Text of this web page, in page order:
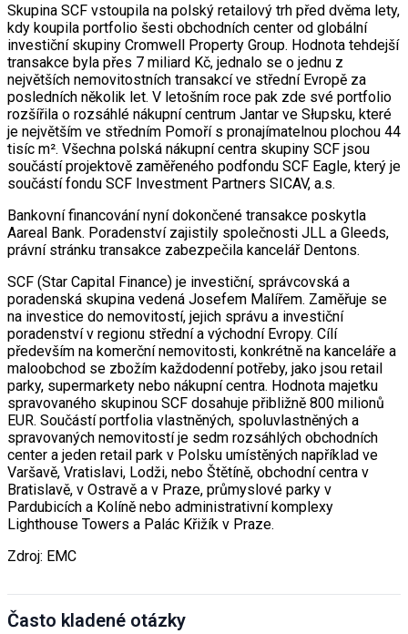
Skupina SCF vstoupila na polský retailový trh před dvěma lety,
kdy koupila portfolio šesti obchodních center od globální
investiční skupiny Cromwell Property Group. Hodnota tehdejší
transakce byla přes 7 miliard Kč, jednalo se o jednu z
největších nemovitostních transakcí ve střední Evropě za
posledních několik let. V letošním roce pak zde své portfolio
rozšířila o rozsáhlé nákupní centrum Jantar ve Słupsku, které
je největším ve středním Pomoří s pronajímatelnou plochou 44
tisíc m². Všechna polská nákupní centra skupiny SCF jsou
součástí projektově zaměřeného podfondu SCF Eagle, který je
součástí fondu SCF Investment Partners SICAV, a.s.
Bankovní financování nyní dokončené transakce poskytla
Aareal Bank. Poradenství zajistily společnosti JLL a Gleeds,
právní stránku transakce zabezpečila kancelář Dentons.
SCF (Star Capital Finance) je investiční, správcovská a
poradenská skupina vedená Josefem Malířem. Zaměřuje se
na investice do nemovitostí, jejich správu a investiční
poradenství v regionu střední a východní Evropy. Cílí
především na komerční nemovitosti, konkrétně na kanceláře a
maloobchod se zbožím každodenní potřeby, jako jsou retail
parky, supermarkety nebo nákupní centra. Hodnota majetku
spravovaného skupinou SCF dosahuje přibližně 800 milionů
EUR. Součástí portfolia vlastněných, spoluvlastněných a
spravovaných nemovitostí je sedm rozsáhlých obchodních
center a jeden retail park v Polsku umístěných například ve
Varšavě, Vratislavi, Lodži, nebo Štětíně, obchodní centra v
Bratislavě, v Ostravě a v Praze, průmyslové parky v
Pardubicích a Kolíně nebo administrativní komplexy
Lighthouse Towers a Palác Křižík v Praze.
Zdroj: EMC
Často kladené otázky